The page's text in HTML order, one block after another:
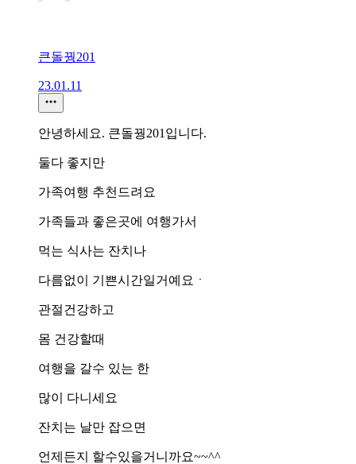
큰돌꿩201
23.01.11
안녕하세요. 큰돌꿩201입니다.
둘다 좋지만
가족여행 추천드려요
가족들과 좋은곳에 여행가서
먹는 식사는 잔치나
다름없이 기쁜시간일거예요ㆍ
관절건강하고
몸 건강할때
여행을 갈수 있는 한
많이 다니세요
잔치는 날만 잡으면
언제든지 할수있을거니까요~~^^